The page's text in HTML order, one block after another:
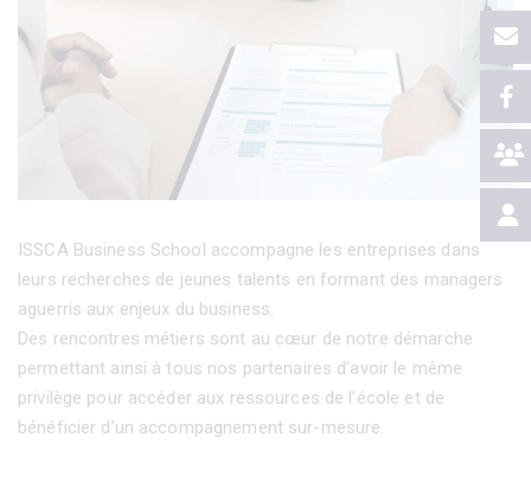
ISSCA Business School accompagne les entreprises dans
leurs recherches de jeunes talents en formant des managers
aguerris aux enjeux du business.
Des rencontres métiers sont au cœur de notre démarche
permettant ainsi à tous nos partenaires d’avoir le même
privilège pour accéder aux ressources de l’école et de
bénéficier d’un accompagnement sur-mesure.